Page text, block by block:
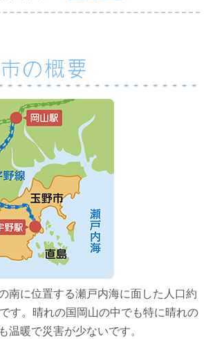
の概要
南に位置する瀬戸内海に面した人口約
す。晴れの国岡山の中でも特に晴れの
温暖で災害が少ないです。